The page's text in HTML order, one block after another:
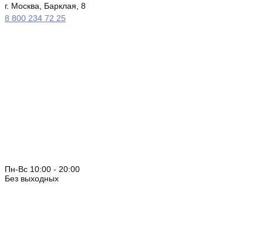
г. Москва, Барклая, 8
8 800 234 72 25
Пн-Вс 10:00 - 20:00
Без выходных